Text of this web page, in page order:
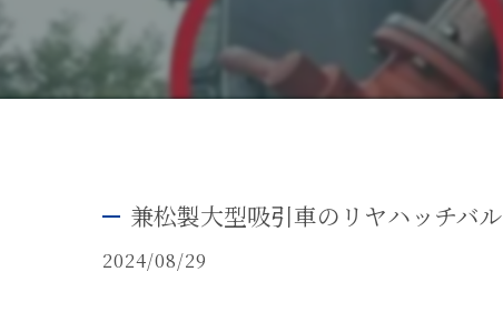
兼松製大型吸引車のリヤハッチバ
2024/08/29